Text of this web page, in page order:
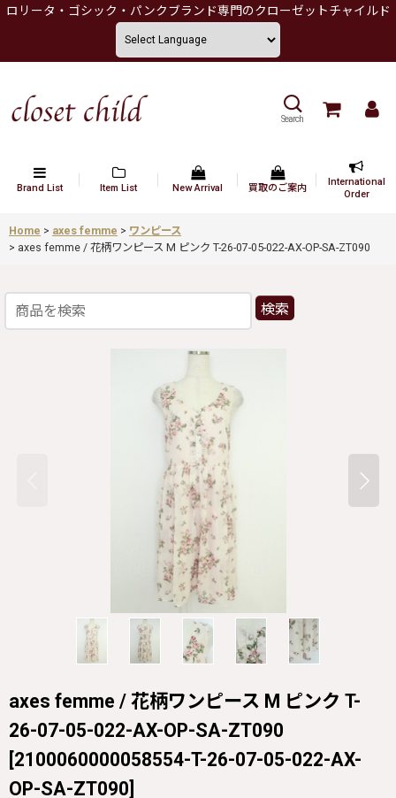
ロリータ・ゴシック・パンクブランド専門のクローゼットチャイルド
Search
Brand List Item List New Arrival 買取のご案内
International
Order
Home > axes femme > ワンピース
> axes femme / 花柄ワンピース M ピンク T-26-07-05-022-AX-OP-SA-ZT090
検索
axes femme / 花柄ワンピース M ピンク T-
26-07-05-022-AX-OP-SA-ZT090
[2100060000058554-T-26-07-05-022-AX-
OP-SA-ZT090]